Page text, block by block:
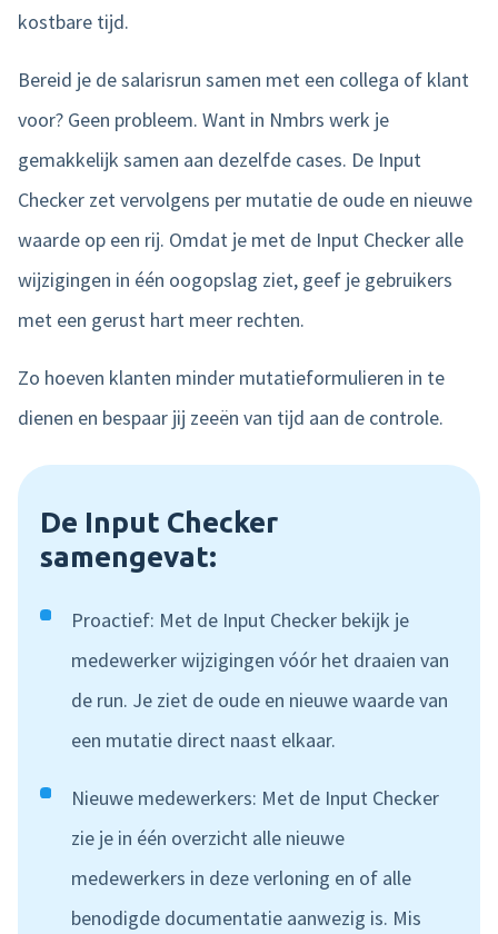
kostbare tijd.
Bereid je de salarisrun samen met een collega of klant
voor? Geen probleem. Want in Nmbrs werk je
gemakkelijk samen aan dezelfde cases. De Input
Checker zet vervolgens per mutatie de oude en nieuwe
waarde op een rij. Omdat je met de Input Checker alle
wijzigingen in één oogopslag ziet, geef je gebruikers
met een gerust hart meer rechten.
Zo hoeven klanten minder mutatieformulieren in te
dienen en bespaar jij zeeën van tijd aan de controle.
De Input Checker
samengevat:
Proactief: Met de Input Checker bekijk je
medewerker wijzigingen vóór het draaien van
de run. Je ziet de oude en nieuwe waarde van
een mutatie direct naast elkaar.
Nieuwe medewerkers: Met de Input Checker
zie je in één overzicht alle nieuwe
medewerkers in deze verloning en of alle
benodigde documentatie aanwezig is. Mis